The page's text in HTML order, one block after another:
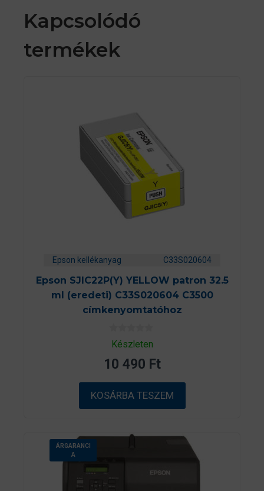
Kapcsolódó
termékek
Epson kellékanyag C33S020604
Epson SJIC22P(Y) YELLOW patron 32.5
ml (eredeti) C33S020604 C3500
címkenyomtatóhoz
0
a
5
b
ő
l
Készleten
10 490 Ft
KOSÁRBA TESZEM
ÁRGARANCI
A